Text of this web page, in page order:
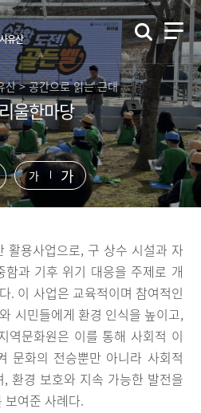
유산
산 > 공간으로 읽는 근대
울한마당
가 가
활용사업으로, 구 상수 시설과 자
과 기후 위기 대응을 주제로 개
. 이 사업은 교육적이며 참여적인
시민들에게 환경 인식을 높이고,
역문화원은 이를 통해 사회적 이
문화의 전승뿐만 아니라 사회적
환경 보호와 지속 가능한 발전을
보여준 사례다.